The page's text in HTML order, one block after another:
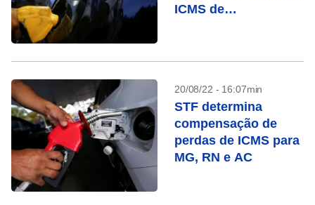
ICMS de
20/08/22 - 16:07min
STF determina
compensação de
perdas de ICMS para
MG, RN e AC